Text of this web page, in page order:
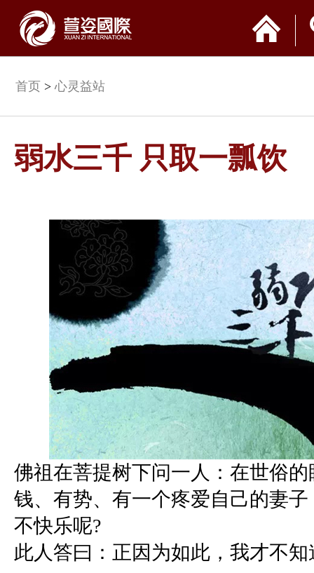
首页 > 心灵益站
弱水三千 只取一瓢饮
佛祖在菩提树下问一人：在世俗
钱、有势、有一个疼爱自己的妻
不快乐呢?
此人答曰：正因为如此，我才不